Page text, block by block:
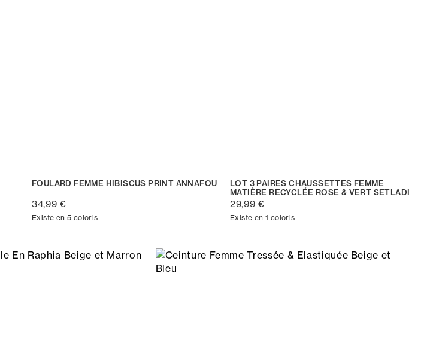
FOULARD FEMME HIBISCUS PRINT ANNAFOU
34,99 €
Existe en 5 coloris
LOT 3 PAIRES CHAUSSETTES FEMME
MATIÈRE RECYCLÉE ROSE & VERT SETLADI
29,99 €
Existe en 1 coloris